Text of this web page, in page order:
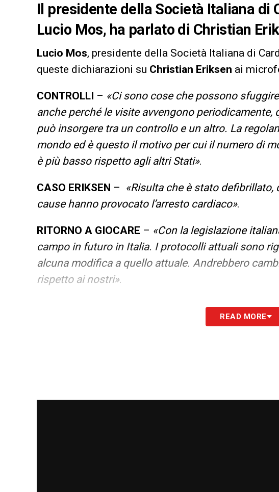
Il presidente della Società Italiana di
Lucio Mos, ha parlato di Christian
Lucio Mos, presidente della Società Italiana di
queste dichiarazioni su Christian Eriksen ai
CONTROLLI – «Ci sono cose che possono
anche perché le visite avvengono
può insorgere tra un controllo e un altro. La
mondo ed è questo il motivo per cui il numero di
è più basso rispetto agli altri Stati».
CASO ERIKSEN – «Risulta che è stato defibrillato,
cause hanno provocato l’arresto cardiaco».
RITORNO A GIOCARE – «Con la legislazione
campo in futuro in Italia. I protocolli attuali sono
alcuna modifica a quello attuale. Andrebbero
rispetto ai nostri».
LA PLAYLIST DELLE NOSTRE TOP NEWSREAD MORE